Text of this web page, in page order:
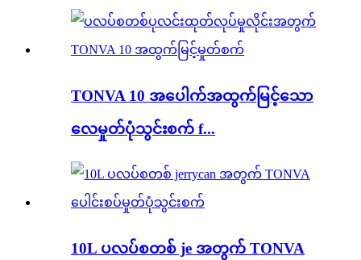
TONVA 10 အပေါက်အထွက်မြင့်သော
လေမှုတ်ပုံသွင်းစက် f...
10L ပလပ်စတစ် je အတွက် TONVA